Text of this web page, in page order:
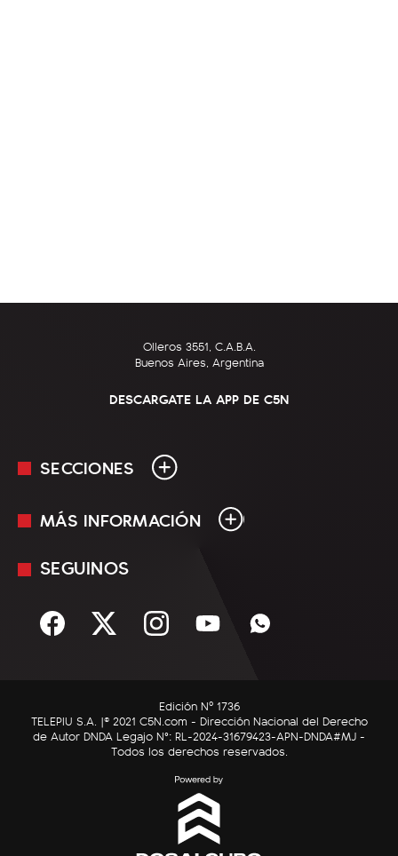
Olleros 3551, C.A.B.A.
Buenos Aires, Argentina
DESCARGATE LA APP DE C5N
SECCIONES
En Vivo
Sociedad
C5N Autos
RatingCero
MÁS INFORMACIÓN
Mediakit
Términos y condiciones
SEGUINOS
Edición Nº 1736
TELEPIU S.A. |© 2021 C5N.com - Dirección Nacional del Derecho
de Autor DNDA Legajo N°: RL-2024-31679423-APN-DNDA#MJ -
Todos los derechos reservados.